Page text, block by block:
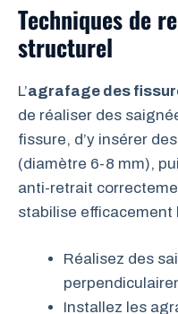
Techniques de
structurel
L’agrafage des
de réaliser des
fissure, d’y insérer
(diamètre 6-8 mm),
anti-retrait
stabilise efficacement
Réalisez des
Installez les